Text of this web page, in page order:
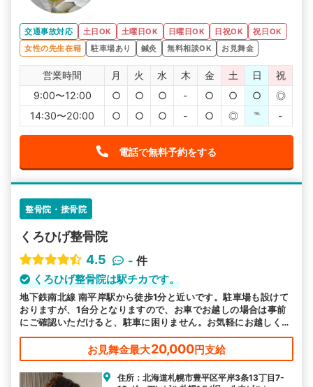
交通事故対応 土日OK 土曜日OK 日曜日OK 日祝OK
祝日OK
女性の先生在籍
駐車場あり 鍼灸 無料相談OK お見舞金
営業時間 月 火 水 木 金 土 日
祝
9:00〜12:00
○ ○ ○ - ○ ○ ○
◎
14:30〜20:00
○ ○ ○ - ○ ◎ ℡ -
電話で無料予約をする
整骨院・接骨院
くろひげ整骨院
4.5
- 件
くろひげ整骨院は駅チカです。
地下鉄南北線 南平岸駅から徒歩1分と近いです。駐車場も設けて
おりますが、1台分となりますので、お車でお越しの場合は事前
にご確認いただけると、駐車に困りません。お気軽にお越しくだ
さい。
お見舞金最大20,000円支給
住所：北海道札幌市豊平区平岸3条13丁目7-